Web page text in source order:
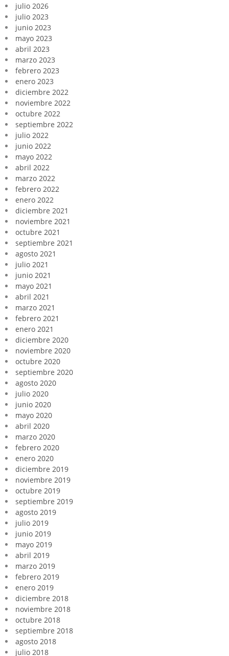
julio 2026
julio 2023
junio 2023
mayo 2023
abril 2023
marzo 2023
febrero 2023
enero 2023
diciembre 2022
noviembre 2022
octubre 2022
septiembre 2022
julio 2022
junio 2022
mayo 2022
abril 2022
marzo 2022
febrero 2022
enero 2022
diciembre 2021
noviembre 2021
octubre 2021
septiembre 2021
agosto 2021
julio 2021
junio 2021
mayo 2021
abril 2021
marzo 2021
febrero 2021
enero 2021
diciembre 2020
noviembre 2020
octubre 2020
septiembre 2020
agosto 2020
julio 2020
junio 2020
mayo 2020
abril 2020
marzo 2020
febrero 2020
enero 2020
diciembre 2019
noviembre 2019
octubre 2019
septiembre 2019
agosto 2019
julio 2019
junio 2019
mayo 2019
abril 2019
marzo 2019
febrero 2019
enero 2019
diciembre 2018
noviembre 2018
octubre 2018
septiembre 2018
agosto 2018
julio 2018